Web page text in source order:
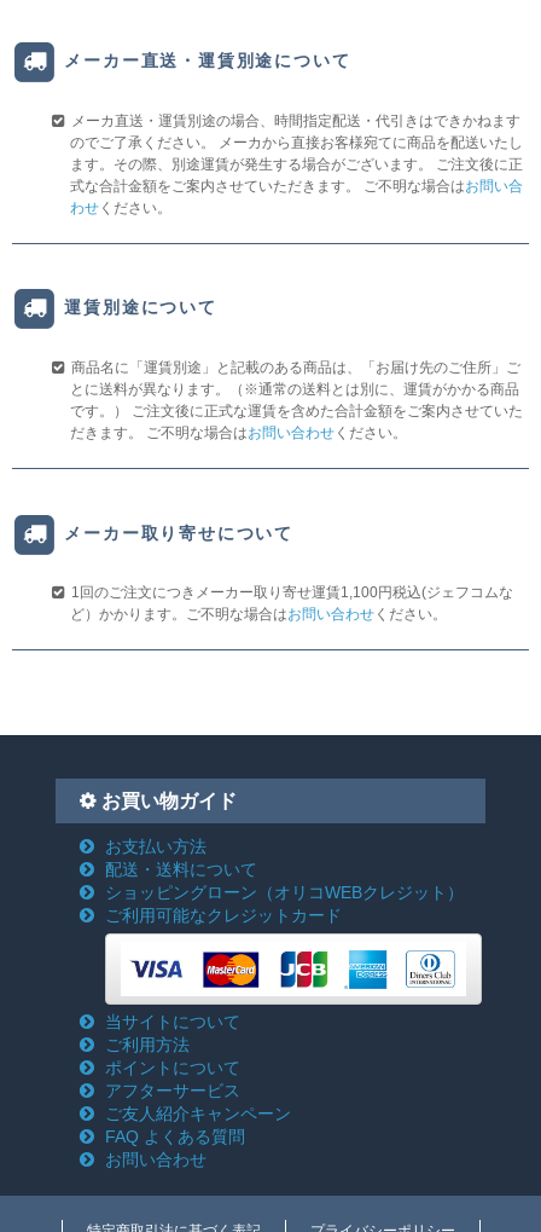
メーカー直送・運賃別途について
メーカ直送・運賃別途の場合、時間指定配送・代引きはできかねます
のでご了承ください。 メーカから直接お客様宛てに商品を配送いたし
ます。その際、別途運賃が発生する場合がございます。 ご注文後に正
式な合計金額をご案内させていただきます。 ご不明な場合はお問い合
わせ ください。
運賃別途について
商品名に「運賃別途」と記載のある商品は、「お届け先のご住所」ご
とに送料が異なります。（※通常の送料とは別に、運賃がかかる商品
です。） ご注文後に正式な運賃を含めた合計金額をご案内させていた
だきます。 ご不明な場合はお問い合わせ ください。
メーカー取り寄せについて
1回のご注文につきメーカー取り寄せ運賃1,100円税込(ジェフコムな
ど）かかります。ご不明な場合はお問い合わせ ください。
お買い物ガイド
お支払い方法
配送・送料について
ショッピングローン （オリコWEBクレジット）
ご利用可能なクレジットカード
当サイトについて
ご利用方法
ポイントについて
アフターサービス
ご友人紹介キャンペーン
FAQ よくある質問
お問い合わせ